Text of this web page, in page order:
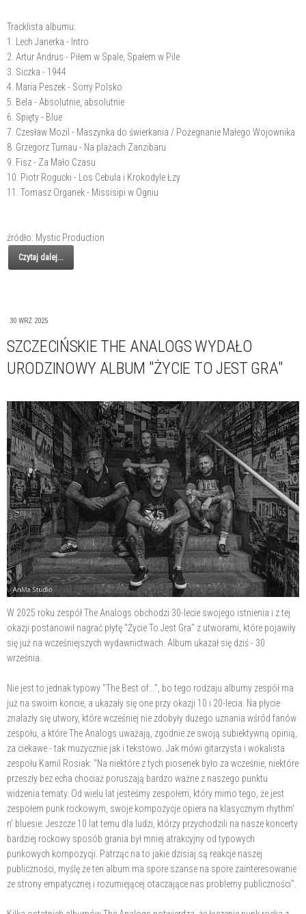
Tracklista albumu:
1. Lech Janerka - Intro
2. Artur Andrus - Piłem w Spale, Spałem w Pile
3. Siczka - 1944
4. Maria Peszek - Sorry Polsko
5. Bela - Absolutnie, absolutnie
6. Spięty - Blue
7. Czesław Mozil - Maszynka do świerkania / Pożegnanie Małego Wojownika
8. Grzegorz Turnau - Na plażach Zanzibaru
9. Fisz - Za Mało Czasu
10. Piotr Rogucki - Los Cebula i Krokodyle Łzy
11. Tomasz Organek - Missisipi w Ogniu
źródło: Mystic Production
Czytaj dalej...
30 WRZ 2025
SZCZECIŃSKIE THE ANALOGS WYDAŁO
URODZINOWY ALBUM "ŻYCIE TO JEST GRA"
W 2025 roku zespół The Analogs obchodzi 30-lecie swojego istnienia i z tej
okazji postanowił nagrać płytę "Życie To Jest Gra" z utworami, które pojawiły
się już na wcześniejszych wydawnictwach. Album ukazał się dziś - 30
września.
Nie jest to jednak typowy "The Best of...", bo tego rodzaju albumy zespół ma
już na swoim koncie, a ukazały się one przy okazji 10 i 20-lecia. Na płycie
znalazły się utwory, które wcześniej nie zdobyły dużego uznania wśród fanów
zespołu, a które The Analogs uważają, zgodnie ze swoją subiektywną opinią,
za ciekawe - tak muzycznie jak i tekstowo. Jak mówi gitarzysta i wokalista
zespołu Kamil Rosiak: "Na niektóre z tych piosenek było za wcześnie, niektóre
przeszły bez echa chociaż poruszają bardzo ważne z naszego punktu
widzenia tematy. Od wielu lat jesteśmy zespołem, który mimo tego, że jest
zespołem punk rockowym, swoje kompozycje opiera na klasycznym rhythm'
n' bluesie. Jeszcze 10 lat temu dla ludzi, którzy przychodzili na nasze koncerty
bardziej rockowy sposób grania był mniej atrakcyjny od typowych
punkowych kompozycji. Patrząc na to jakie dzisiaj są reakcje naszej
publiczności, myślę że ten album ma spore szanse na spore zainteresowanie
ze strony empatycznej i rozumiejącej otaczające nas problemy publiczności".